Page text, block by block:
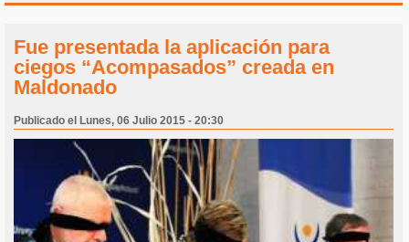
Fue presentada la aplicación para
ciegos “Acompasados” creada en
Maldonado
Publicado el Lunes, 06 Julio 2015 - 20:30